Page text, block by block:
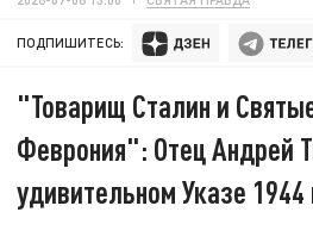
ПОДПИШИТЕСЬ:
"Товарищ Сталин и
Феврония": Отец Андрей
удивительном Указе 1944